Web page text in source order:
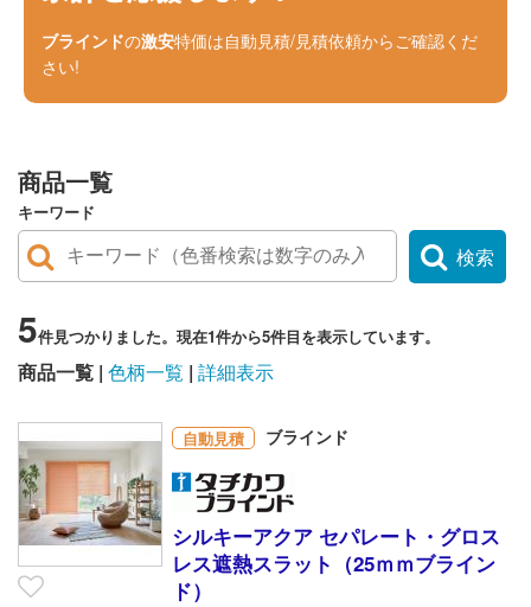
ブラインドの激安特価は自動見積/見積依頼からご確認くだ
さい!
商品一覧
キーワード
検索
5件見つかりました。現在1件から5件目を表示しています。
商品一覧 色柄一覧 詳細表示
自動見積 ブラインド
シルキーアクア セパレート・グロス
レス遮熱スラット（25ｍｍブライン
ド）